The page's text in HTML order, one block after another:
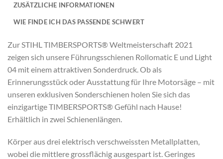
ZUSÄTZLICHE INFORMATIONEN
WIE FINDE ICH DAS PASSENDE SCHWERT
Zur STIHL TIMBERSPORTS® Weltmeisterschaft 2021
zeigen sich unsere Führungsschienen Rollomatic E und Light
04 mit einem attraktiven Sonderdruck. Ob als
Erinnerungsstück oder Ausstattung für Ihre Motorsäge – mit
unseren exklusiven Sonderschienen holen Sie sich das
einzigartige TIMBERSPORTS® Gefühl nach Hause!
Erhältlich in zwei Schienenlängen.
Körper aus drei elektrisch verschweissten Metallplatten,
wobei die mittlere grossflächig ausgespart ist. Geringes